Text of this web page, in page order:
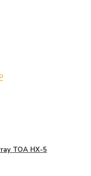
TOA HX-5